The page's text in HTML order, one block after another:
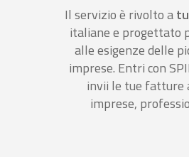
Il servizio è rivolto a
italiane e progettato
alle esigenze delle
imprese. Entri con
invii le tue fatture
imprese,